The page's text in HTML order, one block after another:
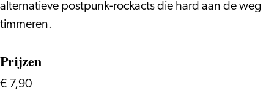
alternatieve postpunk-rockacts die hard aan de weg
timmeren.
Prijzen
€ 7,90